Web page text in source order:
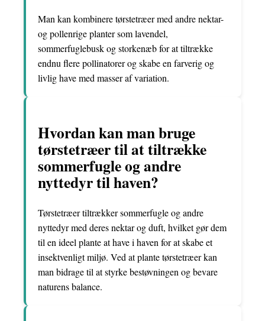
Man kan kombinere tørstetræer med andre nektar-
og pollenrige planter som lavendel,
sommerfuglebusk og storkenæb for at tiltrække
endnu flere pollinatorer og skabe en farverig og
livlig have med masser af variation.
Hvordan kan man bruge
tørstetræer til at tiltrække
sommerfugle og andre
nyttedyr til haven?
Tørstetræer tiltrækker sommerfugle og andre
nyttedyr med deres nektar og duft, hvilket gør dem
til en ideel plante at have i haven for at skabe et
insektvenligt miljø. Ved at plante tørstetræer kan
man bidrage til at styrke bestøvningen og bevare
naturens balance.